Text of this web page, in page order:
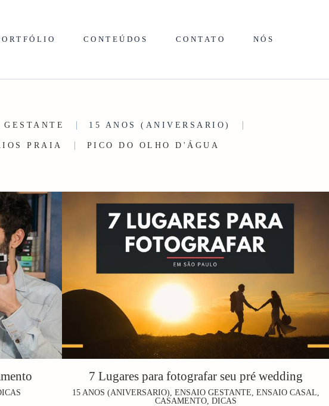
CONTEÚDOS CONTATO NÓS
15 ANOS (ANIVERSARIO)
PRAIA PICO DO OLHO D'ÁGUA
7 Lugares para fotografar seu pré wedding
15 ANOS (ANIVERSARIO), ENSAIO GESTANTE, ENSAIO CASAL,
CASAMENTO, DICAS